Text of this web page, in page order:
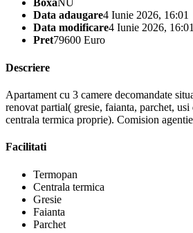
BoxaNU
Data adaugare4 Iunie 2026, 16:01
Data modificare4 Iunie 2026, 16:01
Pret79600 Euro
Descriere
Apartament cu 3 camere decomandate
renovat partial( gresie, faianta, parchet,
centrala termica proprie). Comision
Facilitati
Termopan
Centrala termica
Gresie
Faianta
Parchet